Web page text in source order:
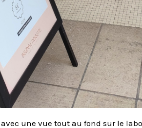
une vue tout au fond sur le